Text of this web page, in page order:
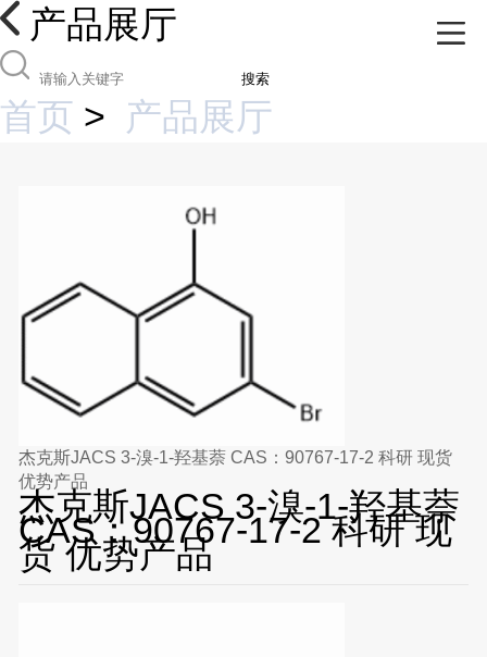
产品展厅
搜索
首页 > 产品展厅
杰克斯JACS 3-溴-1-羟基萘 CAS：90767-17-2 科研 现货
优势产品
杰克斯JACS 3-溴-1-羟基萘
CAS：90767-17-2 科研 现
货 优势产品